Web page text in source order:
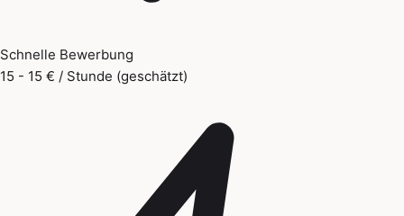
Schnelle Bewerbung
15 - 15 € / Stunde (geschätzt)